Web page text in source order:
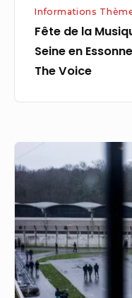
avec
chanteur
Informations
Fête de la
Seine en
The Voice
de
Fleury-
Mérogis
en
forêt